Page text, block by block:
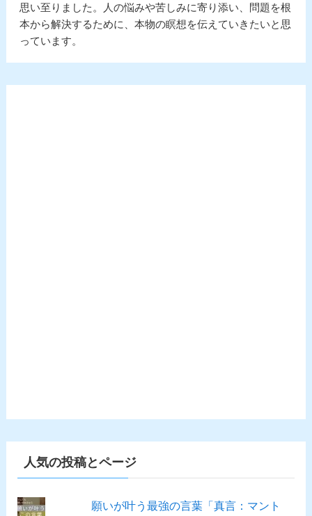
思い至りました。人の悩みや苦しみに寄り添い、問題を根
本から解決するために、本物の瞑想を伝えていきたいと思
っています。
人気の投稿とページ
願いが叶う最強の言葉「真言：マント